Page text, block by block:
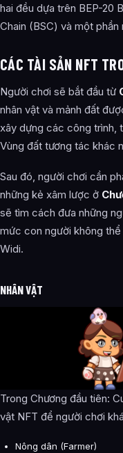
hai đều dựa trên BEP-20
Chain (BSC) và một
CÁC TÀI SẢN NFT
Người chơi sẽ bắt đầu từ
nhân vật và mảnh đất
xây dựng các công trình,
Vùng đất tương tác khác
Sau đó, người chơi cần
những kẻ xâm lược ở
sẽ tìm cách đưa những
mức con người không
Widi.
NHÂN VẬT
Trong Chương đầu tiên:
vật NFT để người chơi
Nông dân (Farmer)